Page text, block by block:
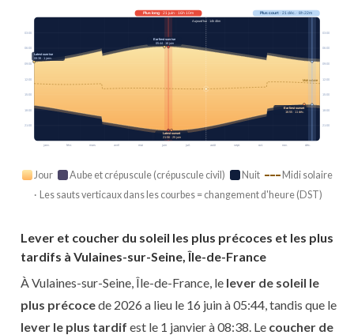
janv. févr. mars avril mai juin juil. août sept. oct. nov. déc.
Midi solaire
03:00 03:00
06:00 06:00
09:00 09:00
12:00 12:00
15:00 15:00
18:00 18:00
21:00 21:00
Plus long· 21 juin · 16h 10m Plus court· 21 déc. · 8h 22m
Aujourd’hui · 14h 46m
Earliest sunrise
05:44 · 16 juin
Latest sunrise
08:38 · 1 janv.
Earliest sunset
16:55 · 11 déc.
Latest sunset
21:56 · 25 juin
Jour Aube et crépuscule (crépuscule civil) Nuit
Midi solaire
· Les sauts verticaux dans les courbes = changement d'heure (DST)
Lever et coucher du soleil les plus précoces et les plus
tardifs à Vulaines-sur-Seine, Île-de-France
À Vulaines-sur-Seine, Île-de-France, le lever de soleil le
plus précocede 2026 a lieu le 16 juin à 05:44, tandis que le
lever le plus tardif est le 1 janvier à 08:38. Le coucher de